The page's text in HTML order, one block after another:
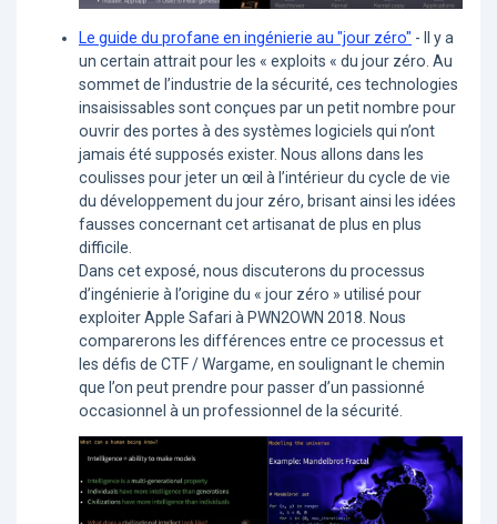
Le guide du profane en ingénierie au "jour zéro" - Il y a
un certain attrait pour les « exploits « du jour zéro. Au
sommet de l’industrie de la sécurité, ces technologies
insaisissables sont conçues par un petit nombre pour
ouvrir des portes à des systèmes logiciels qui n’ont
jamais été supposés exister. Nous allons dans les
coulisses pour jeter un œil à l’intérieur du cycle de vie
du développement du jour zéro, brisant ainsi les idées
fausses concernant cet artisanat de plus en plus
difficile.
Dans cet exposé, nous discuterons du processus
d’ingénierie à l’origine du « jour zéro » utilisé pour
exploiter Apple Safari à PWN2OWN 2018. Nous
comparerons les différences entre ce processus et
les défis de CTF / Wargame, en soulignant le chemin
que l’on peut prendre pour passer d’un passionné
occasionnel à un professionnel de la sécurité.